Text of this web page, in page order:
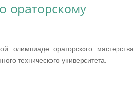
ораторскому
олимпиаде ораторского мастерства
технического университета.